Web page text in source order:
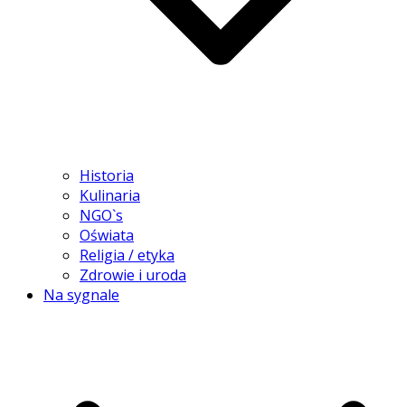
Historia
Kulinaria
NGO`s
Oświata
Religia / etyka
Zdrowie i uroda
Na sygnale